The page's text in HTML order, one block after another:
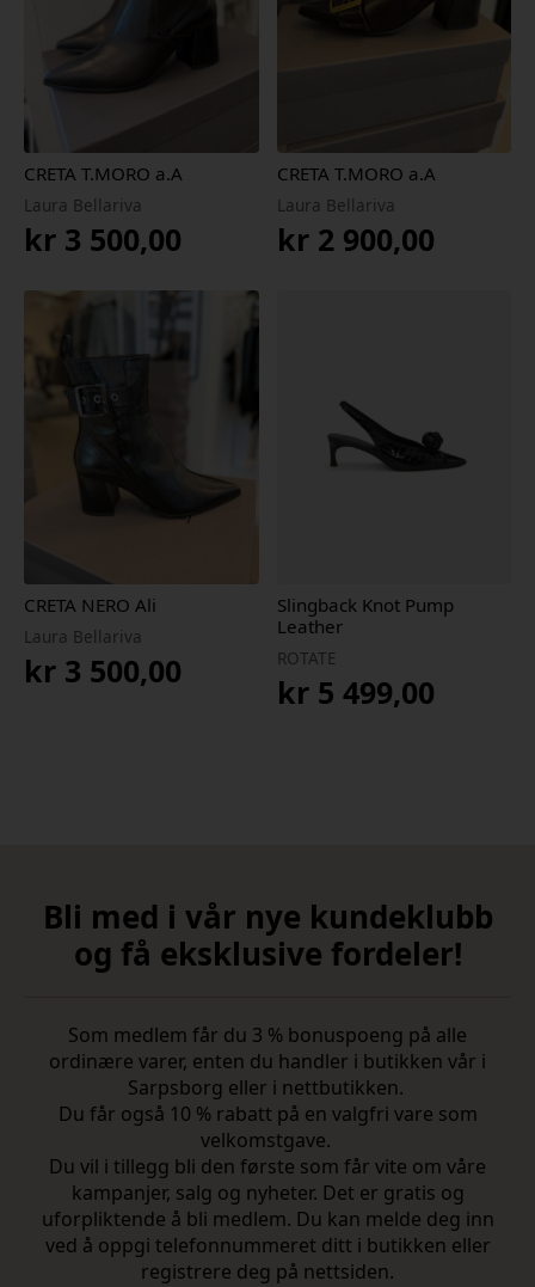
CRETA T.MORO a.A
Laura Bellariva
kr 3 500,00
CRETA T.MORO a.A
Laura Bellariva
kr2 900,00
CRETA NERO Ali
Laura Bellariva
kr 3 500,00
Slingback Knot Pump
Leather
ROTATE
kr5 499,00
Bli med i vår nye kundeklubb
og få eksklusive fordeler!
Som medlem får du 3 % bonuspoeng på alle
ordinære varer, enten du handler i butikken vår i
Sarpsborg eller i nettbutikken.
Du får også 10 % rabatt på en valgfri vare som
velkomstgave.
Du vil i tillegg bli den første som får vite om våre
kampanjer, salg og nyheter. Det er gratis og
uforpliktende å bli medlem. Du kan melde deg inn
ved å oppgi telefonnummeret ditt i butikken eller
registrere deg på nettsiden.